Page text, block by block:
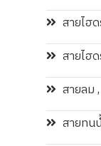
สายไฮ
สายไฮ
สายลม
สายทน